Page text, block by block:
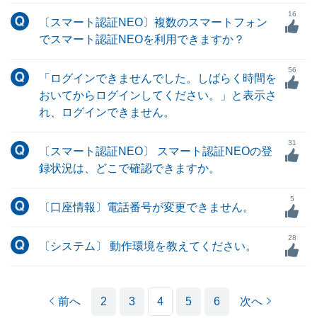
〔スマート認証NEO〕複数のスマートフォン
でスマート認証NEOを利用できますか？
16
「ログインできませんでした。しばらく時間を
おいてからログインしてください。」と表示さ
れ、ログインできません。
56
〔スマート認証NEO〕 スマート認証NEOの登
録状況は、どこで確認できますか。
31
〔口座情報〕電話番号が変更できません。
5
〔システム〕 動作環境を教えてください。
28
前へ 2 3 4 5 6 次へ